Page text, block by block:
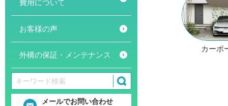
費用について
お客様の声
外構の保証・メンテナンス
メールでお問い合わせ
カーポ